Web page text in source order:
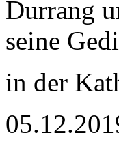
in der